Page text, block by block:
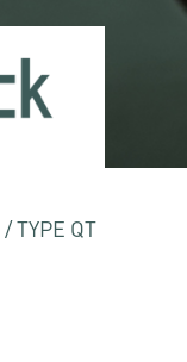
/ TYPE QT